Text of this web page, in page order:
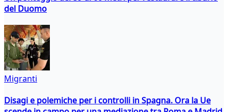
del Duomo
Migranti
Disagi e polemiche per i controlli in Spagna. Ora la Ue